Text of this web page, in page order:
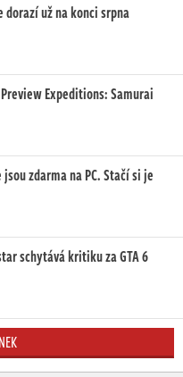
dorazí už na konci srpna
Expeditions: Samurai
zdarma na PC. Stačí si je
schytává kritiku za GTA 6